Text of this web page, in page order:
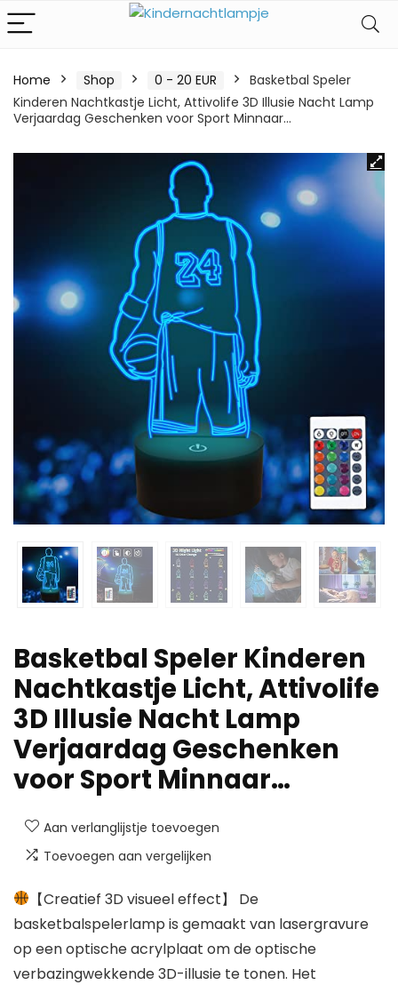
Home Shop 0 - 20 EUR
Basketbal Speler
Kinderen Nachtkastje Licht, Attivolife 3D Illusie Nacht Lamp
Verjaardag Geschenken voor Sport Minnaar…
Basketbal Speler Kinderen
Nachtkastje Licht, Attivolife
3D Illusie Nacht Lamp
Verjaardag Geschenken
voor Sport Minnaar…
Aan verlanglijstje toevoegen
Toevoegen aan vergelijken
【Creatief 3D visueel effect】 De
basketbalspelerlamp is gemaakt van lasergravure
op een optische acrylplaat om de optische
verbazingwekkende 3D-illusie te tonen. Het